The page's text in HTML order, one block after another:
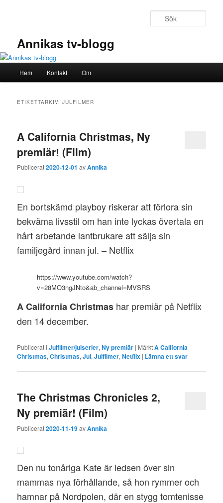
Annikas tv-blogg
Hem Kontakt Om
ETIKETTARKIV:JULFILMER
A California Christmas, Ny
premiär! (Film)
Publicerat2020-12-01 avAnnika
En bortskämd playboy riskerar att förlora sin
bekväma livsstil om han inte lyckas övertala en
hårt arbetande lantbrukare att sälja sin
familjegård innan jul. – Netflix
https://www.youtube.com/watch?
v=28MO3ngJNto&ab_channel=MVSRS
A California Christmas har premiär på Netflix
den 14 december.
Publicerat i Julfilmer/julserier,Ny premiär | MärktA California
Christmas,Christmas,Jul,Julfilmer,Netflix | Lämna ett svar
The Christmas Chronicles 2,
Ny premiär! (Film)
Publicerat2020-11-19avAnnika
Den nu tonåriga Kate är ledsen över sin
mammas nya förhållande, så hon rymmer och
hamnar på Nordpolen, där en stygg tomtenisse